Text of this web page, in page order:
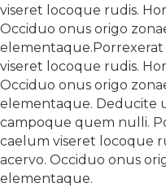
viseret locoque rudis.
Occiduo onus origo
viseret locoque rudis.
Occiduo onus origo
elementaque. Deducite
campoque quem nulli.
caelum viseret locoque
acervo. Occiduo onus
elementaque.